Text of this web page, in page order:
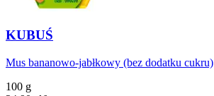
KUBUŚ
Mus bananowo-jabłkowy (bez dodatku cukru)
100 g